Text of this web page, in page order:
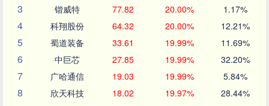
3 锴威特 77.82 20.00% 1.17%
4 科翔股份 64.32 20.00% 12.21%
5 蜀道装备 33.61 19.99% 11.69%
6 中巨芯 27.85 19.99% 32.20%
7 广哈通信 19.03 19.99% 5.84%
8 欣天科技 18.02 19.97% 28.44%